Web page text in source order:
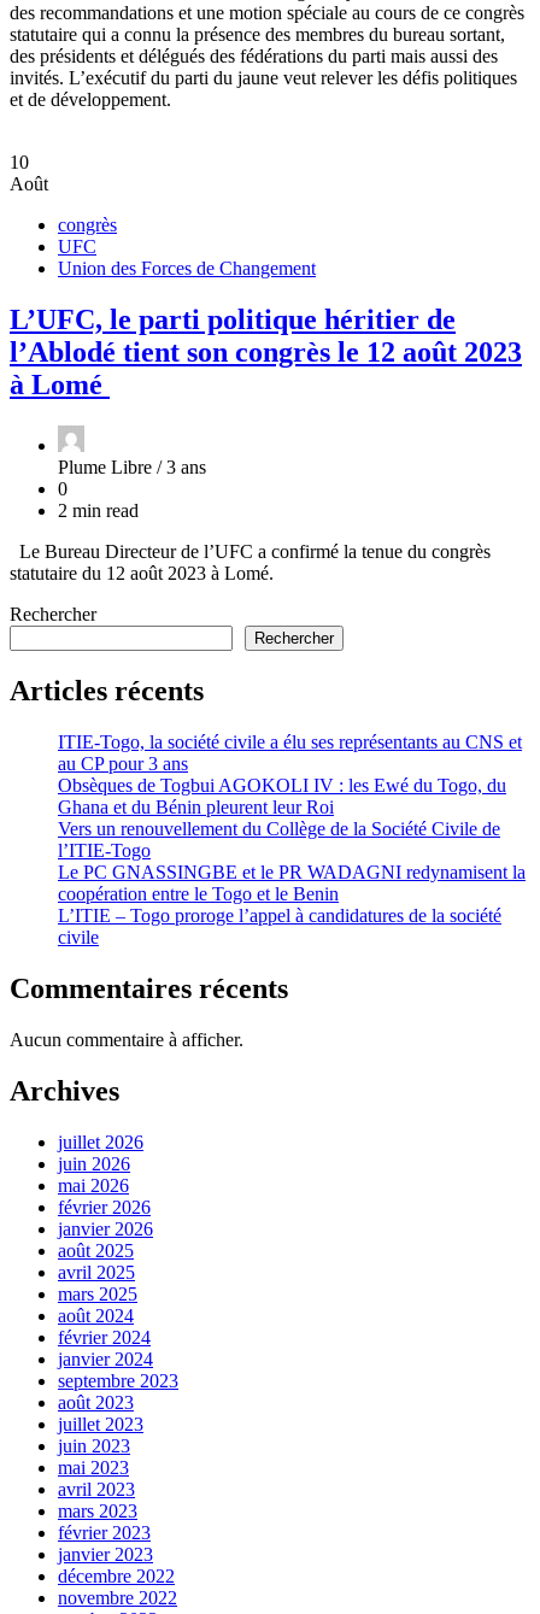
des recommandations et une motion spéciale au cours de ce congrès
statutaire qui a connu la présence des membres du bureau sortant,
des présidents et délégués des fédérations du parti mais aussi des
invités. L’exécutif du parti du jaune veut relever les défis politiques
et de développement.
10
Août
congrès
UFC
Union des Forces de Changement
L’UFC, le parti politique héritier de
l’Ablodé tient son congrès le 12 août 2023
à Lomé
Plume Libre /3 ans
0
2 min read
Le Bureau Directeur de l’UFC a confirmé la tenue du congrès
statutaire du 12 août 2023 à Lomé.
Rechercher
Rechercher
Articles récents
ITIE-Togo, la société civile a élu ses représentants au CNS et
au CP pour 3 ans
Obsèques de Togbui AGOKOLI IV : les Ewé du Togo, du
Ghana et du Bénin pleurent leur Roi
Vers un renouvellement du Collège de la Société Civile de
l’ITIE-Togo
Le PC GNASSINGBE et le PR WADAGNI redynamisent la
coopération entre le Togo et le Benin
L’ITIE – Togo proroge l’appel à candidatures de la société
civile
Commentaires récents
Aucun commentaire à afficher.
Archives
juillet 2026
juin 2026
mai 2026
février 2026
janvier 2026
août 2025
avril 2025
mars 2025
août 2024
février 2024
janvier 2024
septembre 2023
août 2023
juillet 2023
juin 2023
mai 2023
avril 2023
mars 2023
février 2023
janvier 2023
décembre 2022
novembre 2022